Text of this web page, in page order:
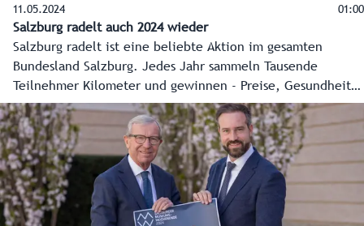
11.05.2024 01:00
Salzburg radelt auch 2024 wieder
Salzburg radelt ist eine beliebte Aktion im gesamten
Bundesland Salzburg. Jedes Jahr sammeln Tausende
Teilnehmer Kilometer und gewinnen - Preise, Gesundheit
und Lebensqualität.